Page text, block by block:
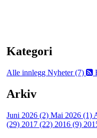
Kategori
Alle innlegg Nyheter (7)
Arkiv
Juni 2026 (2) Mai 2026 (1)
(29) 2017 (22) 2016 (9)